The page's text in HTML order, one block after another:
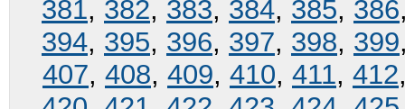
381, 382, 383, 384, 385, 386
394, 395, 396, 397, 398, 399
407, 408, 409, 410, 411, 412